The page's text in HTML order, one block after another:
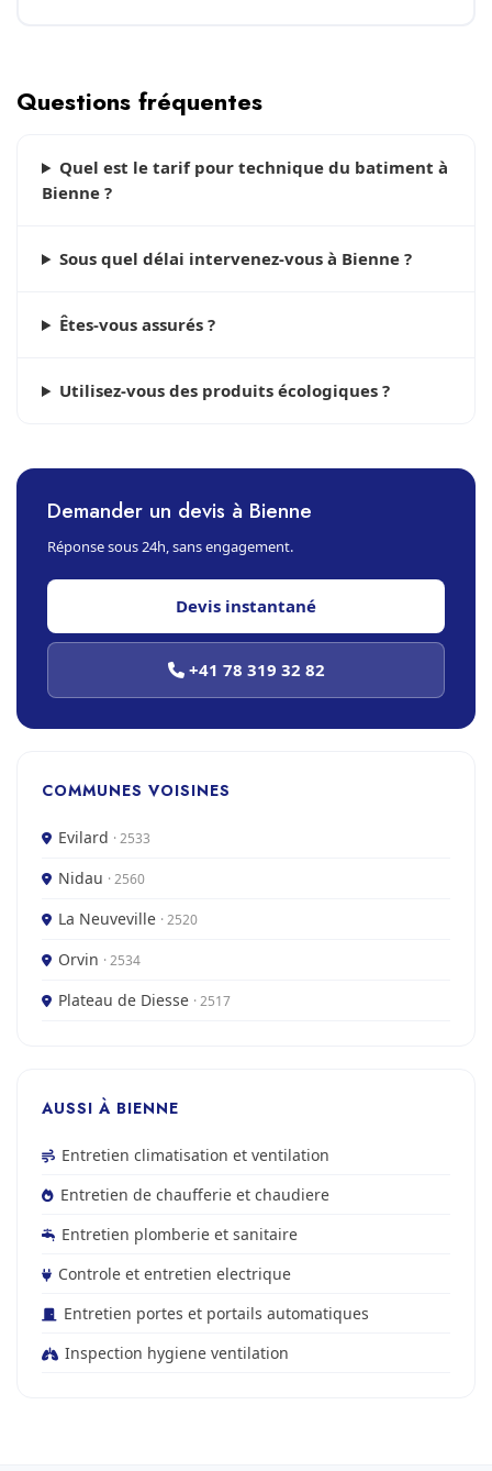
Questions fréquentes
Quel est le tarif pour technique du batiment à
Bienne ?
Sous quel délai intervenez-vous à Bienne ?
Êtes-vous assurés ?
Utilisez-vous des produits écologiques ?
Demander un devis à Bienne
Réponse sous 24h, sans engagement.
Devis instantané
+41 78 319 32 82
COMMUNES VOISINES
Evilard · 2533
Nidau · 2560
La Neuveville · 2520
Orvin · 2534
Plateau de Diesse · 2517
AUSSI À BIENNE
Entretien climatisation et ventilation
Entretien de chaufferie et chaudiere
Entretien plomberie et sanitaire
Controle et entretien electrique
Entretien portes et portails automatiques
Inspection hygiene ventilation